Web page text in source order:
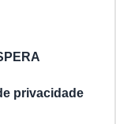
privacidade